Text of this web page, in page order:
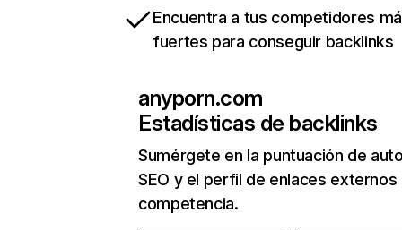
Encuentra a tus competidores
fuertes para conseguir backlinks
anyporn.com
Estadísticas de backlinks
Sumérgete en la puntuación de
SEO y el perfil de enlaces externos
competencia.